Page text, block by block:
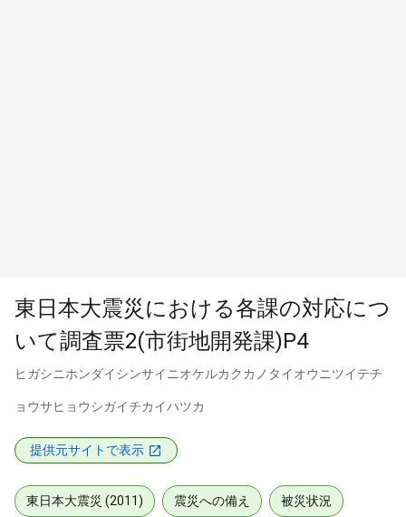
東日本大震災における各課の対応につ
いて調査票2(市街地開発課)P4
ヒガシニホンダイシンサイニオケルカクカノタイオウニツイテチ
ョウサヒョウシガイチカイハツカ
提供元サイトで表示
東日本大震災 (2011) 震災への備え 被災状況